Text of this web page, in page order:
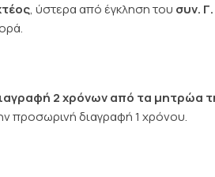
, ύστερα από έγκληση του συν.
2 χρόνων από τα μητρώα
προσωρινή διαγραφή 1 χρόνου.